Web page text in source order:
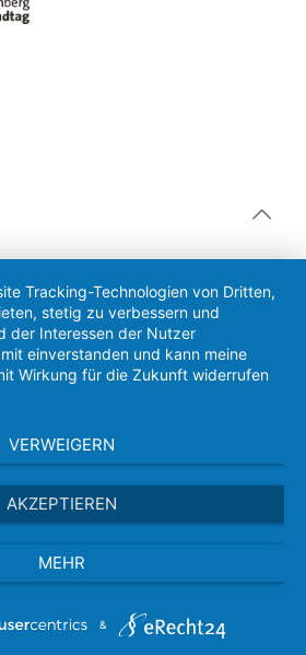
Tracking-Technologien von Dritten,
stetig zu verbessern und
der Interessen der Nutzer
einverstanden und kann meine
Wirkung für die Zukunft widerrufen
VERWEIGERN
AKZEPTIEREN
MEHR
&